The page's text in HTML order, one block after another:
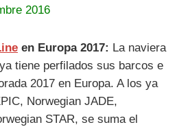
2016
en Europa 2017: La naviera
tiene perfilados sus barcos e
2017 en Europa. A los ya
Norwegian JADE,
STAR, se suma el